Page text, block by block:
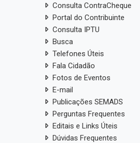
Consulta ContraCheque
Portal do Contribuinte
Consulta IPTU
Busca
Telefones Úteis
Fala Cidadão
Fotos de Eventos
E-mail
Publicações SEMADS
Perguntas Frequentes
Editais e Links Úteis
Dúvidas Frequentes